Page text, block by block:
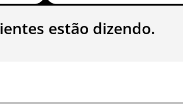
estão dizendo.